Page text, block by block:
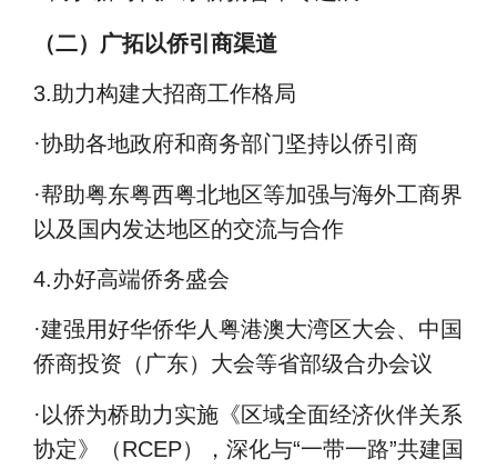
（二）广拓以侨引商渠道
3. 助力构建大招商工作格局
·协助各地政府和商务部门坚持以侨引商
·帮助粤东粤西粤北地区等加强与海外工商界
以及国内发达地区的交流与合作
4.办好高端侨务盛会
·建强用好华侨华人粤港澳大湾区大会、中国
侨商投资（广东）大会等省部级合办会议
· 以侨为桥助力实施《区域全面经济伙伴关系
协定》（RCEP），深化与“一带一路”共建国